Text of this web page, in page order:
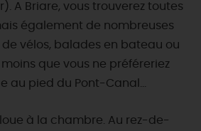
A Briare, vous trouverez toutes
également de nombreuses
vélos, balades en bateau ou
que vous ne préféreriez
au pied du Pont-Canal...
loue à la chambre. Au rez-de-